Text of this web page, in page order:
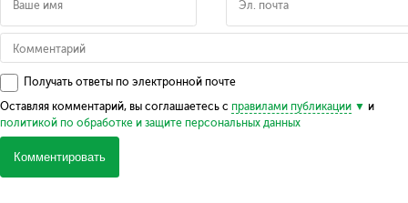
Получать ответы по электронной почте
Оставляя комментарий, вы соглашаетесь с правилами публикации
и
политикой по обработке и защите персональных данных
Комментировать